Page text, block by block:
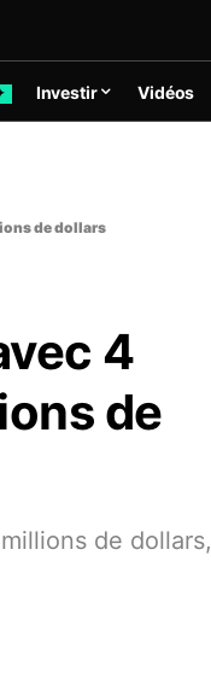
Investir Vidéos
de dollars
4
de
de dollars,